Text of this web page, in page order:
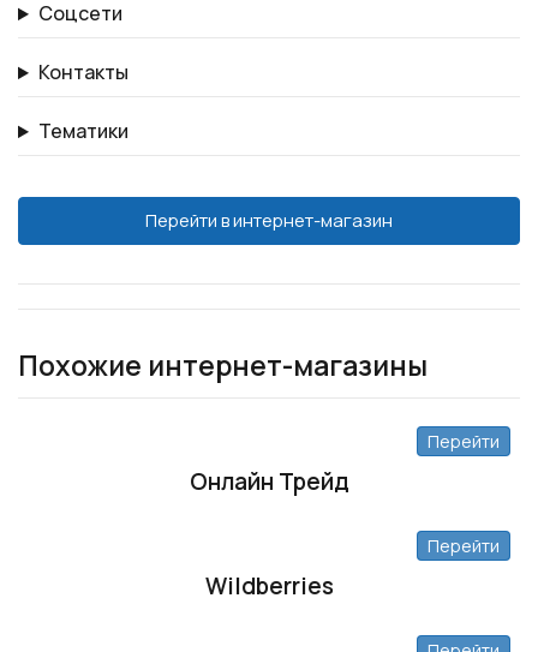
Соцсети
Контакты
Тематики
Перейти в интернет-магазин
Похожие интернет-магазины
Онлайн Трейд
Перейти
Wildberries
Перейти